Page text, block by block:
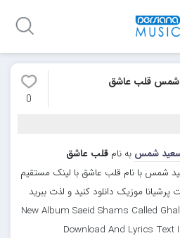
شمس قلب عاشق
0
شمس به نام قلب عاشق
شمس با نام قلب عاشق با لینک مستقیم
موزیک دانلود کنید و لذت ببرید
New Album Saeid Shams Called
Download And Lyrics Text